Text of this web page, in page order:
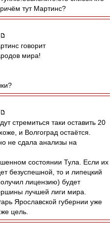
тут Мартинс?
говорит
мира!
стремиться таки оставить 20
и Волгоград остаётся.
не сдала анализы на
состоянии Тула. Если их
безуспешной, то и липецкий
лицензию) будет
лучшей лиги мира.
Ярославской губернии уже
цель.